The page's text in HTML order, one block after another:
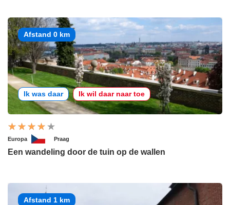
Afstand 0 km
Ik was daar Ik wil daar naar toe
Europa Praag
Een wandeling door de tuin op de wallen
Afstand 1 km